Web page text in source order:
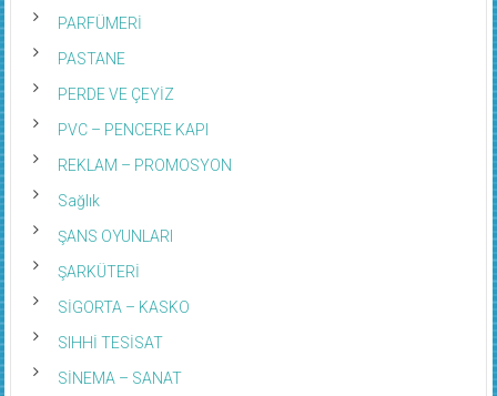
PARFÜMERİ
PASTANE
PERDE VE ÇEYİZ
PVC – PENCERE KAPI
REKLAM – PROMOSYON
Sağlık
ŞANS OYUNLARI
ŞARKÜTERİ
SİGORTA – KASKO
SIHHİ TESİSAT
SİNEMA – SANAT